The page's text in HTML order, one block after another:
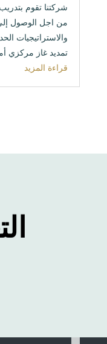
شركتنا تقوم بتدريب
من اجل الوصول
والاستراتيجيات
تمديد غاز مركزي
قراءة المزيد